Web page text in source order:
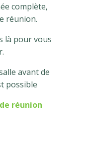
complète,
réunion.
là pour vous
avant de
possible
réunion